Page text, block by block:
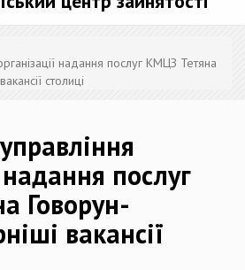
надання послуг КМЦЗ Тетяна
столиці
надання послуг
Говорун-
вакансії